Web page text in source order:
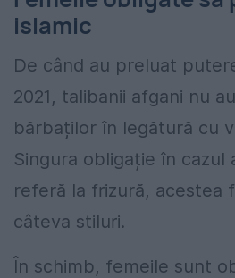
islamic
De când au preluat
2021, talibanii afgani nu
bărbaților în legătură cu
Singura obligație în
referă la frizură, acestea
câteva stiluri.
În schimb, femeile sunt